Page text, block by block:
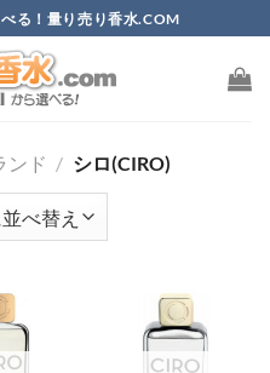
る！量り売り香水.COM
ンド / シロ(CIRO)